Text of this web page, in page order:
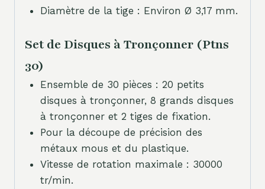
Diamètre de la tige : Environ Ø 3,17 mm.
Set de Disques à Tronçonner (Ptns
30)
Ensemble de 30 pièces : 20 petits
disques à tronçonner, 8 grands disques
à tronçonner et 2 tiges de fixation.
Pour la découpe de précision des
métaux mous et du plastique.
Vitesse de rotation maximale : 30000
tr/min.